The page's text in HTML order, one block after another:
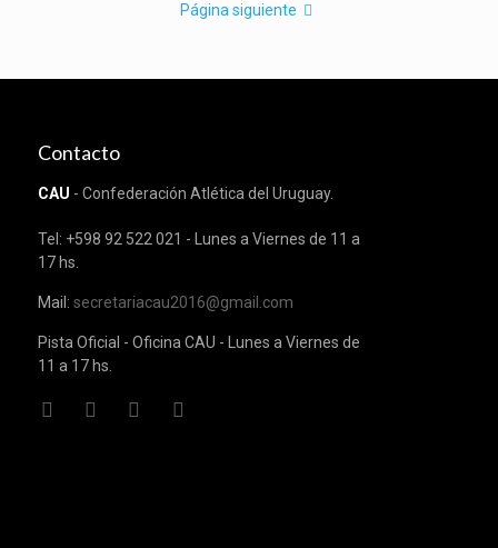
Página siguiente
Contacto
CAU - Confederación Atlética del Uruguay.
Tel: +598 92 522 021 - Lunes a Viernes de 11 a
17 hs.
Mail: secretariacau2016@gmail.com
Pista Oficial - Oficina CAU - Lunes a Viernes de
11 a 17 hs.